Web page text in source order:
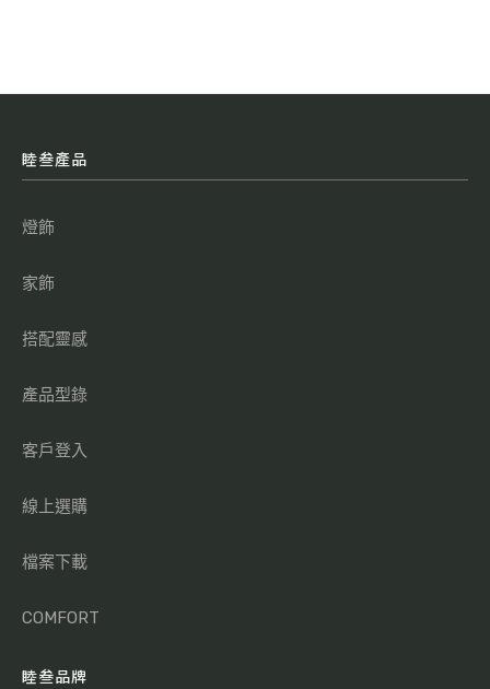
睦叁產品
燈飾
家飾
搭配靈感
產品型錄
客戶登入
線上選購
檔案下載
COMFORT
睦叁品牌